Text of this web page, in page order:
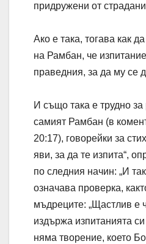
придружени от
Ако е така, тогава как
на Рамбан, че
праведния, за да му се
И също така е трудно
самият Рамбан (в
20:17), говорейки за
яви, за да те изпита“,
по следния начин: „И
означава проверка,
мъдреците: „Щастлив е
издържа изпитанията
няма творение, което